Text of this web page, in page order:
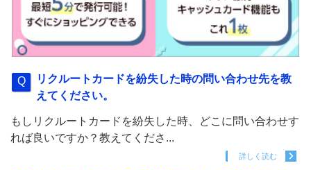
リクルートカードを紛失した時の問い合わせ先を教
えてください。
もしリクルートカードを紛失した時、どこに問い合わせす
れば良いですか？教えてくださ...
詳しく読む